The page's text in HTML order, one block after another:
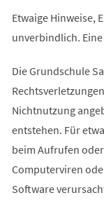
Etwaige Hinweise,
unverbindlich.
Die Grundschule
Nichtnutzung
entstehen. Für
beim Aufrufen
Computerviren
Software